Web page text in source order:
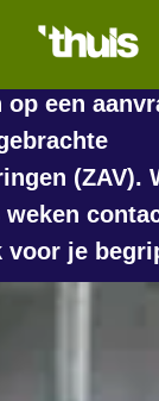
Naar de
voordat
op een
(ZAV).
weken
voor je